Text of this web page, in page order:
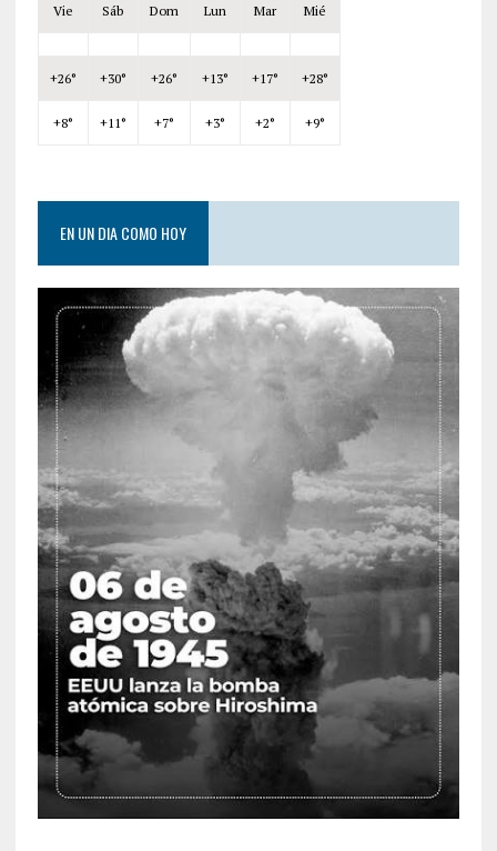
Vie Sáb Dom Lun Mar Mié
+26° +30° +26° +13° +17° +28°
+8° +11° +7° +3° +2° +9°
EN UN DIA COMO HOY